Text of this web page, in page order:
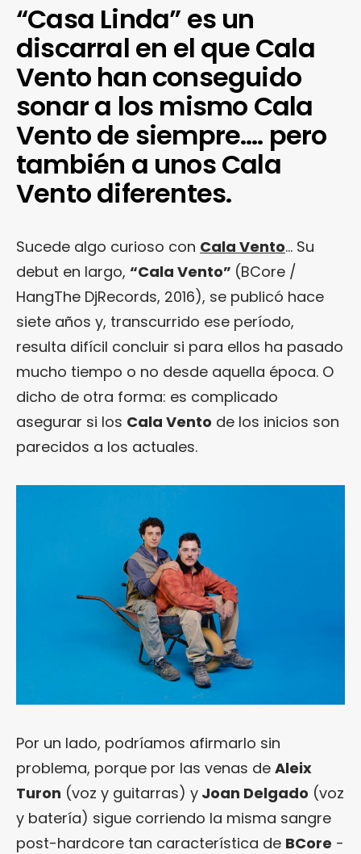
“Casa Linda” es un
discarral en el que Cala
Vento han conseguido
sonar a los mismo Cala
Vento de siempre…. pero
también a unos Cala
Vento diferentes.
Sucede algo curioso con Cala Vento… Su
debut en largo, “Cala Vento” (BCore /
HangThe DjRecords, 2016), se publicó hace
siete años y, transcurrido ese período,
resulta difícil concluir si para ellos ha pasado
mucho tiempo o no desde aquella época. O
dicho de otra forma: es complicado
asegurar si los Cala Vento de los inicios son
parecidos a los actuales.
Por un lado, podríamos afirmarlo sin
problema, porque por las venas de Aleix
Turon (voz y guitarras) y Joan Delgado (voz
y batería) sigue corriendo la misma sangre
post-hardcore tan característica de BCore -